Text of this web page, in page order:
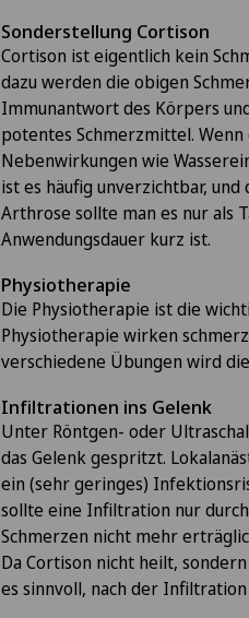
Sonderstellung Cortison
Cortison ist eigentlich kein
dazu werden die obigen
Immunantwort des Körpers
potentes Schmerzmittel.
Nebenwirkungen wie
ist es häufig unverzichtbar,
Arthrose sollte man es nur als
Anwendungsdauer kurz ist.
Physiotherapie
Die Physiotherapie ist die
Physiotherapie wirken
verschiedene Übungen wird
Infiltrationen ins Gelenk
Unter Röntgen- oder
das Gelenk gespritzt.
ein (sehr geringes)
sollte eine Infiltration nur
Schmerzen nicht mehr
Da Cortison nicht heilt,
es sinnvoll, nach der